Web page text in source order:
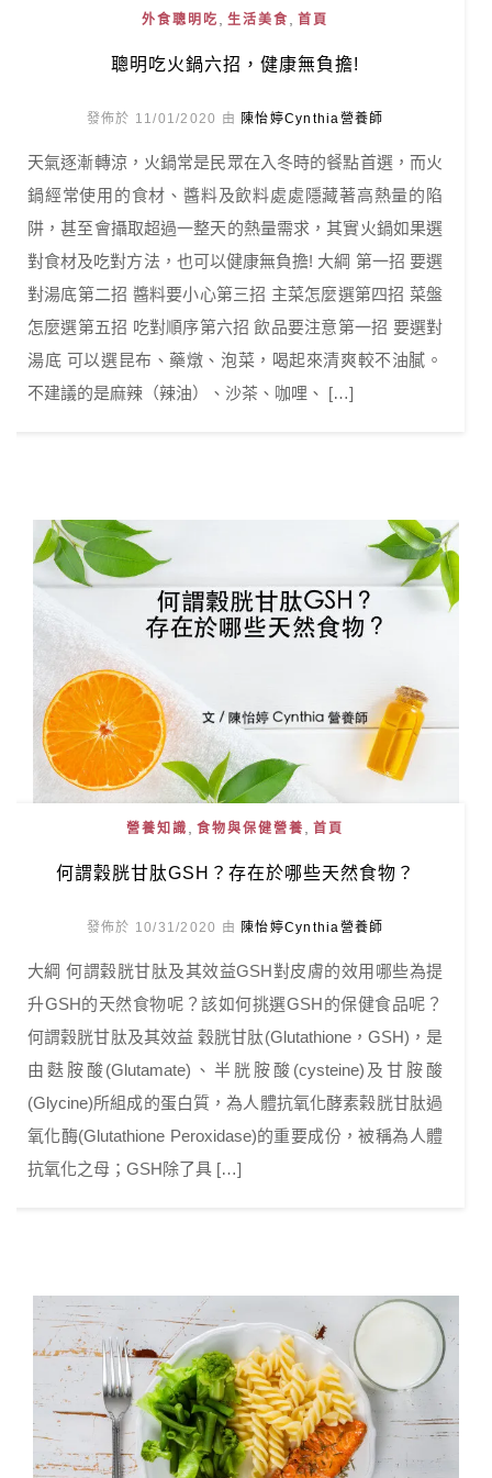
外食聰明吃 , 生活美食 , 首頁
聰明吃火鍋六招，健康無負擔!
發佈於 11/01/2020 由 陳怡婷Cynthia營養師
天氣逐漸轉涼，火鍋常是民眾在入冬時的餐點首選，而火
鍋經常使用的食材、醬料及飲料處處隱藏著高熱量的陷
阱，甚至會攝取超過一整天的熱量需求，其實火鍋如果選
對食材及吃對方法，也可以健康無負擔! 大綱 第一招 要選
對湯底第二招 醬料要小心第三招 主菜怎麼選第四招 菜盤
怎麼選第五招 吃對順序第六招 飲品要注意第一招 要選對
湯底 可以選昆布、藥燉、泡菜，喝起來清爽較不油膩。
不建議的是麻辣（辣油）、沙茶、咖哩、 […]
營養知識 , 食物與保健營養 , 首頁
何謂穀胱甘肽GSH？存在於哪些天然食物？
發佈於 10/31/2020 由 陳怡婷Cynthia營養師
大綱 何謂穀胱甘肽及其效益GSH對皮膚的效用哪些為提
升GSH的天然食物呢？該如何挑選GSH的保健食品呢？
何謂穀胱甘肽及其效益 穀胱甘肽(Glutathione，GSH)，是
由麩胺酸(Glutamate)、半胱胺酸(cysteine)及甘胺酸
(Glycine)所組成的蛋白質，為人體抗氧化酵素榖胱甘肽過
氧化酶(Glutathione Peroxidase)的重要成份，被稱為人體
抗氧化之母；GSH除了具 […]